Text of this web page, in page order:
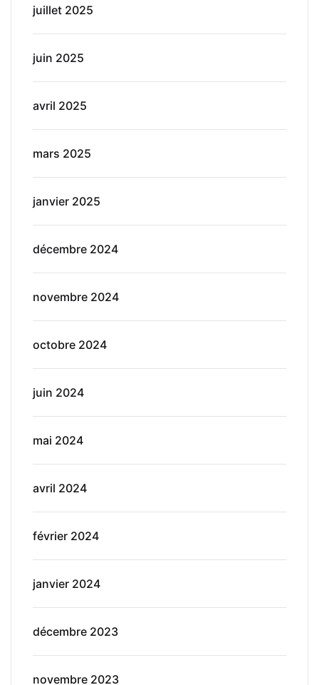
juillet 2025
juin 2025
avril 2025
mars 2025
janvier 2025
décembre 2024
novembre 2024
octobre 2024
juin 2024
mai 2024
avril 2024
février 2024
janvier 2024
décembre 2023
novembre 2023